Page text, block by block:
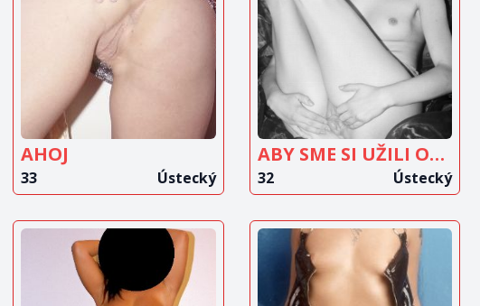
ZOBRAZIT
INZERÁT
AHOJ
33 Ústecký
ZOBRAZIT
INZERÁT
ABY SME SI UŽILI OBA
32 Ústecký